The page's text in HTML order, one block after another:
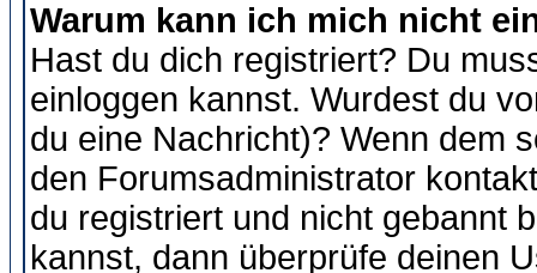
Warum kann ich mich nicht
Hast du dich registriert? Du
einloggen kannst. Wurdest du
du eine Nachricht)? Wenn dem
den Forumsadministrator
du registriert und nicht gebannt
kannst, dann überprüfe deinen